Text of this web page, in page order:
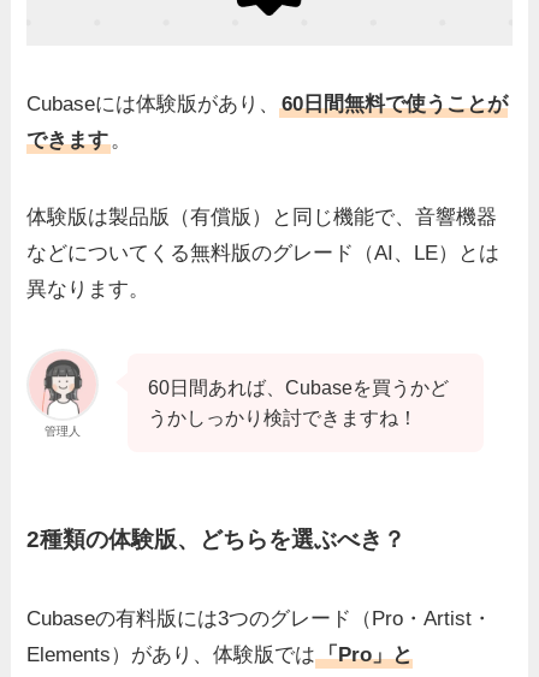
Cubaseには体験版があり、60日間無料で使うことが
できます。
体験版は製品版（有償版）と同じ機能で、音響機器
などについてくる無料版のグレード（AI、LE）とは
異なります。
管理人
60日間あれば、Cubaseを買うかど
うかしっかり検討できますね！
2種類の体験版、どちらを選ぶべき？
Cubaseの有料版には3つのグレード（Pro・Artist・
Elements）があり、体験版では「Pro」と